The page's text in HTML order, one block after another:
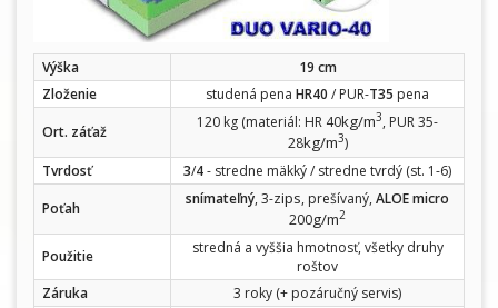
Výška
19 cm
Zloženie
studená pena HR40 / PUR-T35 pena
Ort. záťaž
120 kg (materiál: HR 40kg/m3, PUR 35-
28kg/m3)
Tvrdosť
3/4- stredne mäkký / stredne tvrdý (st. 1-6)
Poťah
snímateľný, 3-zips, prešívaný, ALOE micro
200g/m2
Použitie
stredná a vyššia hmotnosť, všetky druhy
roštov
Záruka
3 roky (+ pozáručný servis)